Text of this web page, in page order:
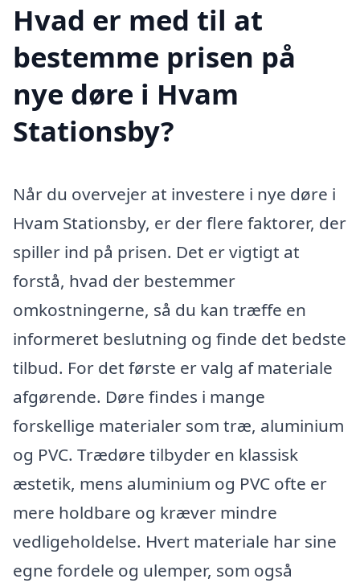
Hvad er med til at
bestemme prisen på
nye døre i Hvam
Stationsby?
Når du overvejer at investere i nye døre i
Hvam Stationsby, er der flere faktorer, der
spiller ind på prisen. Det er vigtigt at
forstå, hvad der bestemmer
omkostningerne, så du kan træffe en
informeret beslutning og finde det bedste
tilbud. For det første er valg af materiale
afgørende. Døre findes i mange
forskellige materialer som træ, aluminium
og PVC. Trædøre tilbyder en klassisk
æstetik, mens aluminium og PVC ofte er
mere holdbare og kræver mindre
vedligeholdelse. Hvert materiale har sine
egne fordele og ulemper, som også